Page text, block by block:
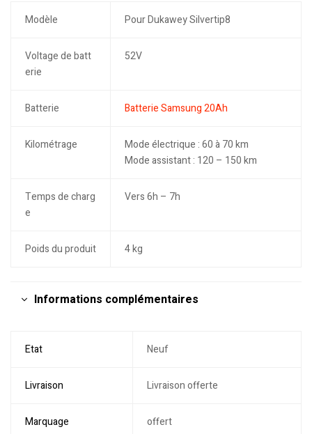
Modèle Pour Dukawey Silvertip8
Voltage de batt
erie
52V
Batterie Batterie Samsung 20Ah
Kilométrage
Mode électrique : 60 à 70 km
Mode assistant : 120 – 150 km
Temps de charg
e
Vers 6h – 7h
Poids du produit 4 kg
Informations complémentaires
Etat Neuf
Livraison Livraison offerte
Marquage offert